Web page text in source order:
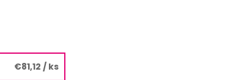
€81,12 / ks